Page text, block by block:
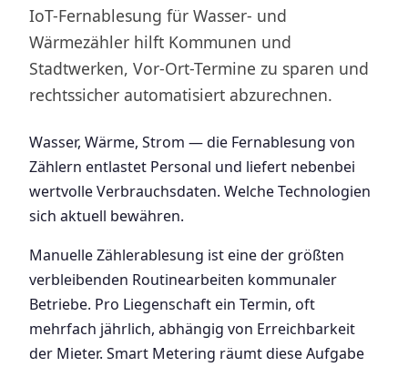
IoT-Fernablesung für Wasser- und
Wärmezähler hilft Kommunen und
Stadtwerken, Vor-Ort-Termine zu sparen und
rechtssicher automatisiert abzurechnen.
Wasser, Wärme, Strom — die Fernablesung von
Zählern entlastet Personal und liefert nebenbei
wertvolle Verbrauchsdaten. Welche Technologien
sich aktuell bewähren.
Manuelle Zählerablesung ist eine der größten
verbleibenden Routinearbeiten kommunaler
Betriebe. Pro Liegenschaft ein Termin, oft
mehrfach jährlich, abhängig von Erreichbarkeit
der Mieter. Smart Metering räumt diese Aufgabe